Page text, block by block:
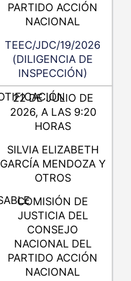
PARTIDO ACCIÓN
NACIONAL
TEEC/JDC/19/2026
(DILIGENCIA DE
INSPECCIÓN)
22 DE JULIO DE
2026, A LAS 9:20
HORAS
SILVIA ELIZABETH
GARCÍA MENDOZA Y
OTROS
COMISIÓN DE
JUSTICIA DEL
CONSEJO
NACIONAL DEL
PARTIDO ACCIÓN
NACIONAL